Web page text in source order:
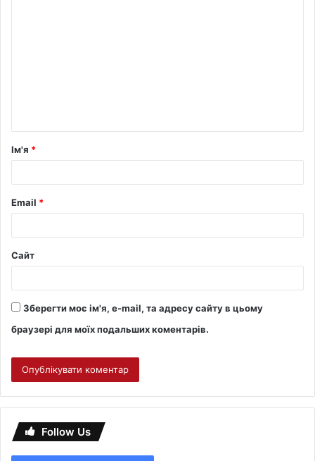
Ім'я *
Email *
Сайт
Зберегти моє ім'я, e-mail, та адресу сайту в цьому
браузері для моїх подальших коментарів.
Follow Us